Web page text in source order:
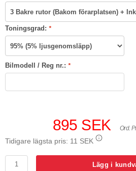
Toningsgrad: *
Bilmodell / Reg nr.: *
895 SEK Ord.
Tidigare lägsta pris: 11 SEK
Lägg i